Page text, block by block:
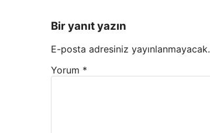
Bir yanıt yazın
E-posta adresiniz yayınlanmayacak.
Yorum *